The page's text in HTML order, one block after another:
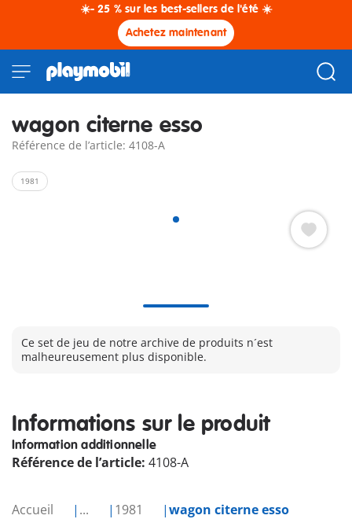
☀️- 25 % sur les best-sellers de l'été ☀️
Achetez maintenant
Accueil ... 1981 wagon citerne esso
wagon citerne esso
Référence de l’article: 4108-A
1981
Ce set de jeu de notre archive de produits n´est
malheureusement plus disponible.
Informations sur le produit
Information additionnelle
Référence de l’article: 4108-A